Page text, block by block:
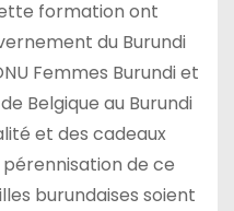
formation ont
du Burundi
Femmes Burundi et
Belgique au Burundi
et des cadeaux
pérennisation de ce
burundaises soient